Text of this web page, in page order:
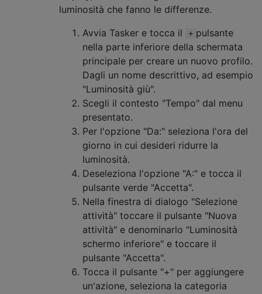
luminosità che fanno le differenze.
Avvia Tasker e tocca il
+ pulsante
nella parte inferiore della schermata
principale per creare un nuovo profilo.
Dagli un nome descrittivo, ad esempio
"Luminosità giù".
Scegli il contesto "Tempo" dal menu
presentato.
Per l'opzione "Da:" seleziona l'ora del
giorno in cui desideri ridurre la
luminosità.
Deseleziona l'opzione "A:" e tocca il
pulsante verde "Accetta".
Nella finestra di dialogo "Selezione
attività" toccare il pulsante "Nuova
attività" e denominarlo "Luminosità
schermo inferiore" e toccare il
pulsante "Accetta".
Tocca il pulsante "+" per aggiungere
un'azione, seleziona la categoria